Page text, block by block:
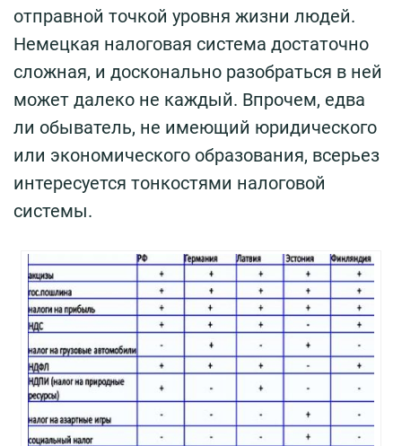
отправной точкой уровня жизни людей.
Немецкая налоговая система достаточно
сложная, и досконально разобраться в ней
может далеко не каждый. Впрочем, едва
ли обыватель, не имеющий юридического
или экономического образования, всерьез
интересуется тонкостями налоговой
системы.